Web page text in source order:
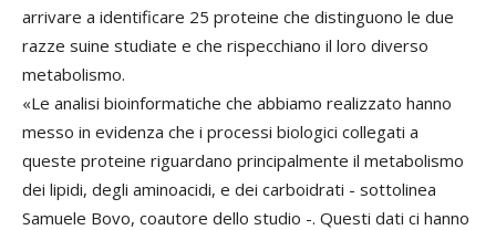
arrivare a identificare 25 proteine che distinguono le due
razze suine studiate e che rispecchiano il loro diverso
metabolismo.
«Le analisi bioinformatiche che abbiamo realizzato hanno
messo in evidenza che i processi biologici collegati a
queste proteine riguardano principalmente il metabolismo
dei lipidi, degli aminoacidi, e dei carboidrati - sottolinea
Samuele Bovo, coautore dello studio -. Questi dati ci hanno